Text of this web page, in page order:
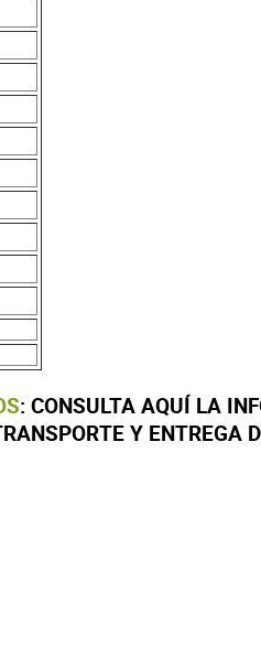
: CONSULTA AQUÍ LA
Y ENTREGA